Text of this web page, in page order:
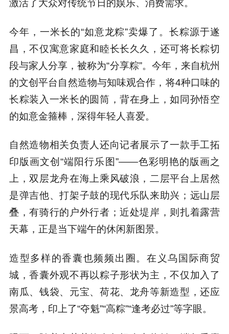
激活了大众对传统节日的娱乐、消费需求。
今年，一米长的“如意龙粽”卖爆了。长粽源于遂
昌，不仅寓意家庭和睦长长久久，还可将长粽切
段与家人分享，被称为“分享粽”。今年，来自杭州
的文创平台自然造物与知味观合作，将4种口味的
长粽装入一米长的圆筒，背在身上，如同孙悟空
的如意金箍棒，深得年轻人喜爱。
自然造物相关负责人还向记者展示了一款手工拓
印版画文创“端阳行乐图”——色彩明艳的版画之
上，双层龙舟在海上乘风破浪，二层平台上居然
是弹吉他、打架子鼓的现代乐队来助兴；远山层
叠，有骑行的户外行者；近处堤岸，则扎着露营
天幕，正是当下端午的休闲新图景。
造型多样的香囊也频频出圈。在义乌国际商贸
城，香囊外观不再以粽子形状为主，不仅加入了
南瓜、钱袋、元宝、荷花、龙舟等新造型，还应
景高考，印上了“夺魁”“高粽”“逢考必过”等字眼。